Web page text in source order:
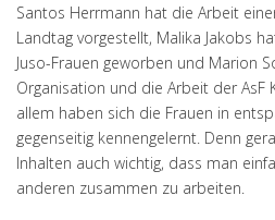
Santos Herrmann hat die Arbeit
Landtag vorgestellt, Malika Jakobs
Juso-Frauen geworben und Marion
Organisation und die Arbeit der AsF
allem haben sich die Frauen in
gegenseitig kennengelernt. Denn
Inhalten auch wichtig, dass man
anderen zusammen zu arbeiten.